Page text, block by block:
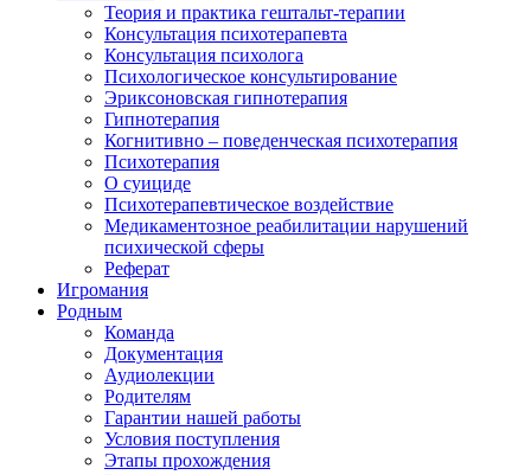
Теория и практика гештальт-терапии
Консультация психотерапевта
Консультация психолога
Психологическое консультирование
Эриксоновская гипнотерапия
Гипнотерапия
Когнитивно – поведенческая психотерапия
Психотерапия
О суициде
Психотерапевтическое воздействие
Медикаментозное реабилитации нарушений
психической сферы
Реферат
Игромания
Родным
Команда
Документация
Аудиолекции
Родителям
Гарантии нашей работы
Условия поступления
Этапы прохождения